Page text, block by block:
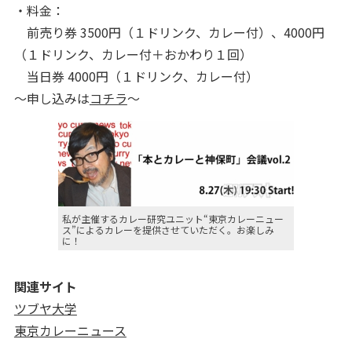
・料金：
前売り券 3500円（１ドリンク、カレー付）、4000円
（１ドリンク、カレー付＋おかわり１回）
当日券 4000円（１ドリンク、カレー付）
～申し込みはコチラ～
私が主催するカレー研究ユニット“東京カレーニュー
ス”によるカレーを提供させていただく。お楽しみ
に！
関連サイト
ツブヤ大学
東京カレーニュース